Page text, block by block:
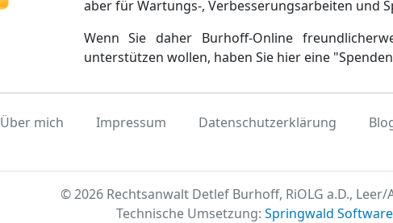
aber für Wartungs-, Verbesserungsarbeiten und
Wenn Sie daher Burhoff-Online
unterstützen wollen, haben Sie hier eine
Über mich Impressum Datenschutzerklärung
© 2026 Rechtsanwalt Detlef Burhoff, RiOLG a.D., Leer/
Technische Umsetzung: Springwald Software